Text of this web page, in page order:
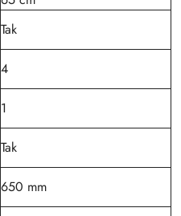
Tak
4
1
Tak
650 mm